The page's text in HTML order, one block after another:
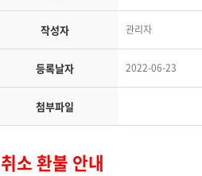
작성자 관리자
등록날자 2022-06-23
첨부파일
취소환불 안내